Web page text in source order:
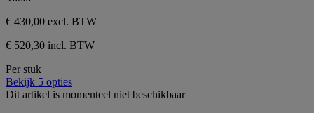
€ 430,00 excl. BTW
€ 520,30 incl. BTW
Per stuk
Bekijk 5 opties
Dit artikel is momenteel niet beschikbaar